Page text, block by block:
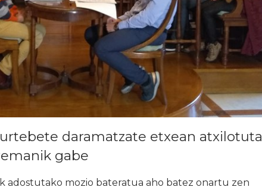
daramatzate etxean atxilotuta
gabe
adostutako mozio bateratua aho batez onartu zen